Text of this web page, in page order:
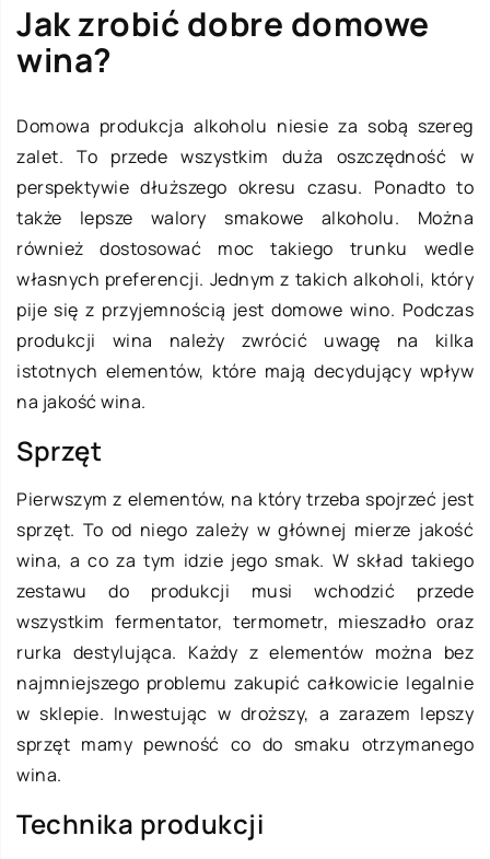
Jak zrobić dobre domowe
wina?
Domowa produkcja alkoholu niesie za sobą szereg
zalet. To przede wszystkim duża oszczędność w
perspektywie dłuższego okresu czasu. Ponadto to
także lepsze walory smakowe alkoholu. Można
również dostosować moc takiego trunku wedle
własnych preferencji. Jednym z takich alkoholi, który
pije się z przyjemnością jest domowe wino. Podczas
produkcji wina należy zwrócić uwagę na kilka
istotnych elementów, które mają decydujący wpływ
na jakość wina.
Sprzęt
Pierwszym z elementów, na który trzeba spojrzeć jest
sprzęt. To od niego zależy w głównej mierze jakość
wina, a co za tym idzie jego smak. W skład takiego
zestawu do produkcji musi wchodzić przede
wszystkim fermentator, termometr, mieszadło oraz
rurka destylująca. Każdy z elementów można bez
najmniejszego problemu zakupić całkowicie legalnie
w sklepie. Inwestując w droższy, a zarazem lepszy
sprzęt mamy pewność co do smaku otrzymanego
wina.
Technika produkcji